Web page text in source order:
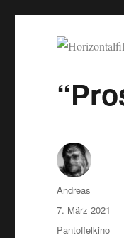
Autor
Andreas
Veröffentlicht
am
7. März 2021
Kategorien
Pantoffelkino